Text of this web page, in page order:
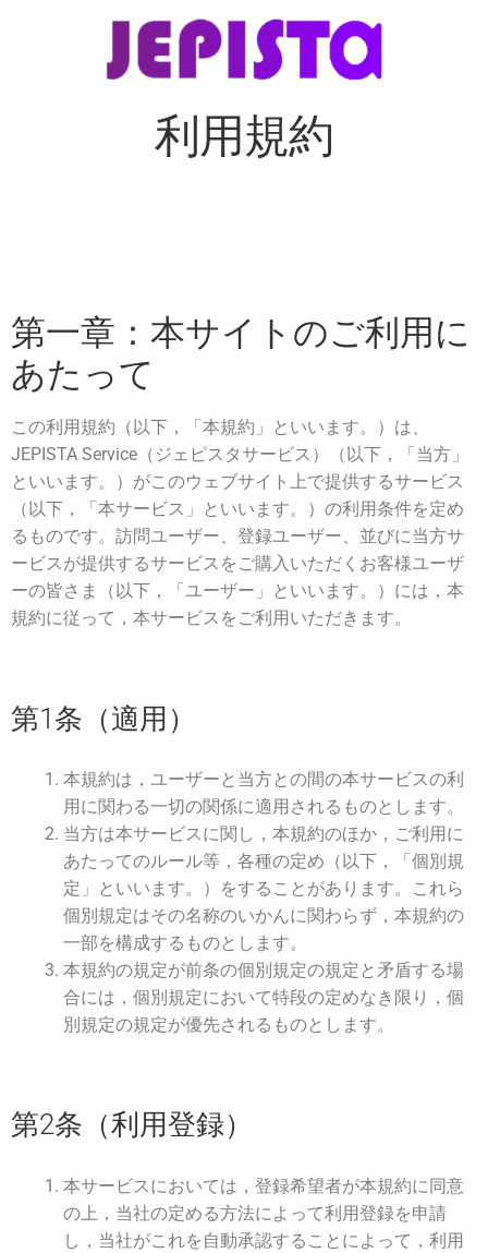
利用規約
第一章：本サイトのご利用に
あたって
この利用規約（以下，「本規約」といいます。）は、
JEPISTA Service（ジェピスタサービス）（以下，「当方」
といいます。）がこのウェブサイト上で提供するサービス
（以下，「本サービス」といいます。）の利用条件を定め
るものです。訪問ユーザー、登録ユーザー、並びに当方サ
ービスが提供するサービスをご購入いただくお客様ユーザ
ーの皆さま（以下，「ユーザー」といいます。）には，本
規約に従って，本サービスをご利用いただきます。
第1条（適用）
本規約は，ユーザーと当方との間の本サービスの利
用に関わる一切の関係に適用されるものとします。
当方は本サービスに関し，本規約のほか，ご利用に
あたってのルール等，各種の定め（以下，「個別規
定」といいます。）をすることがあります。これら
個別規定はその名称のいかんに関わらず，本規約の
一部を構成するものとします。
本規約の規定が前条の個別規定の規定と矛盾する場
合には，個別規定において特段の定めなき限り，個
別規定の規定が優先されるものとします。
第2条（利用登録）
本サービスにおいては，登録希望者が本規約に同意
の上，当社の定める方法によって利用登録を申請
し，当社がこれを自動承認することによって，利用